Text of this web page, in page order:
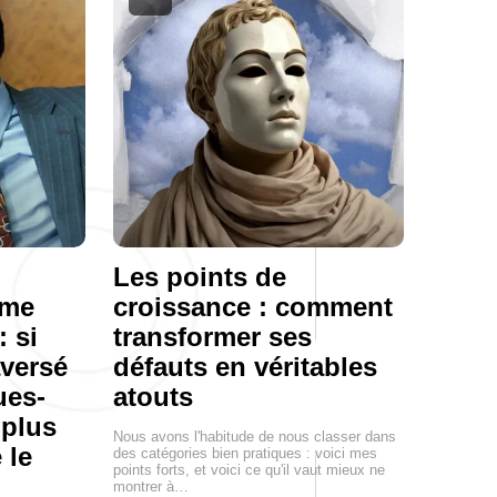
si
le
Les points de
croissance : comment
transformer ses
défauts en véritables
atouts
Nous avons l'habitude de nous classer dans
des catégories bien pratiques : voici mes
points forts, et voici ce qu'il vaut mieux ne
montrer à…